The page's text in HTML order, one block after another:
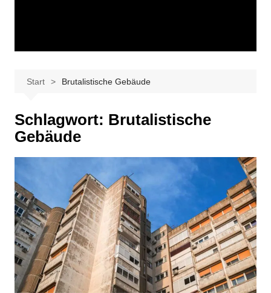
Start Brutalistische Gebäude
Schlagwort: Brutalistische
Gebäude